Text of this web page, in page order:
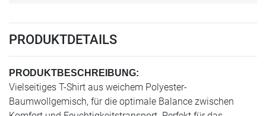
PRODUKTDETAILS
PRODUKTBESCHREIBUNG:
Vielseitiges T-Shirt aus weichem Polyester-
Baumwollgemisch, für die optimale Balance zwischen